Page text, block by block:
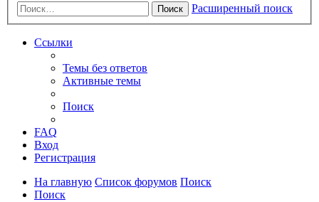
Поиск Расширенный поиск
Ссылки
Темы без ответов
Активные темы
Поиск
FAQ
Вход
Регистрация
На главную Список форумов Поиск
Поиск